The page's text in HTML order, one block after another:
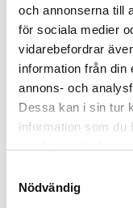
och annonserna till
för sociala medier
vidarebefordrar
information från din
annons- och
Dessa kan i sin tur
information som du
Nödvändig
Storlek
A2
A5
Material Dekal
Relaterade